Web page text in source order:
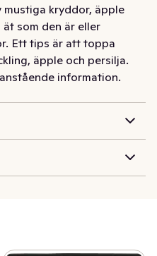
mustiga kryddor, äpple
som den är eller
Ett tips är att toppa
äpple och persilja.
information.